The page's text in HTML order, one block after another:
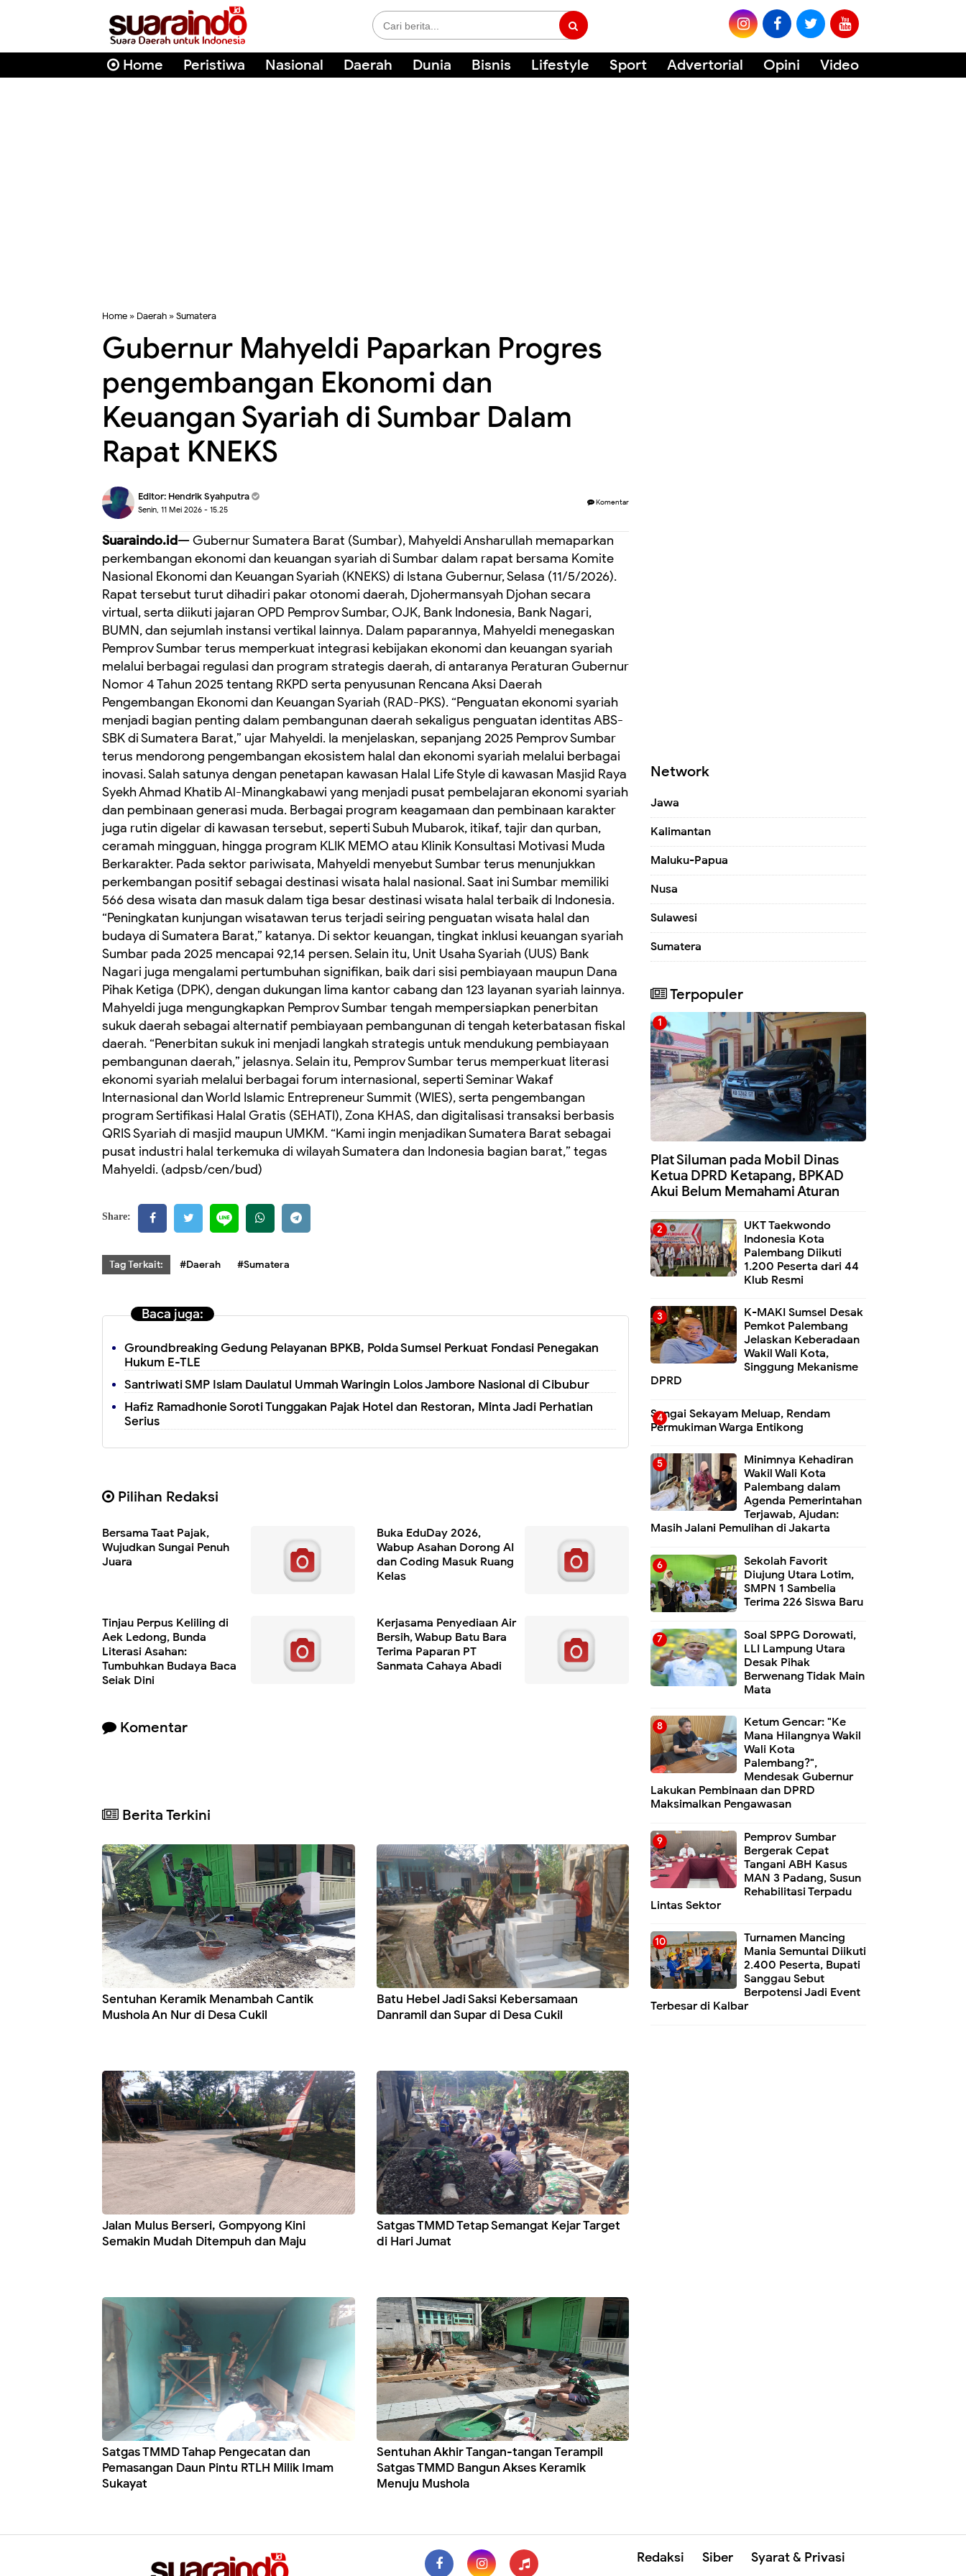
Home Peristiwa Nasional Daerah Dunia Bisnis Lifestyle Sport Advertorial Opini Video
Home » Daerah »Sumatera
Gubernur Mahyeldi Paparkan Progres
pengembangan Ekonomi dan
Keuangan Syariah di Sumbar Dalam
Rapat KNEKS
Editor: Hendrik Syahputra
Senin, 11 Mei 2026 - 15.25
Komentar
Suaraindo.id—Gubernur Sumatera Barat (Sumbar), Mahyeldi Ansharullah memaparkan
perkembangan ekonomi dan keuangan syariah di Sumbar dalam rapat bersama Komite
Nasional Ekonomi dan Keuangan Syariah (KNEKS) di Istana Gubernur, Selasa (11/5/2026).
Rapat tersebut turut dihadiri pakar otonomi daerah, Djohermansyah Djohan secara
virtual, serta diikuti jajaran OPD Pemprov Sumbar, OJK, Bank Indonesia, Bank Nagari,
BUMN, dan sejumlah instansi vertikal lainnya. Dalam paparannya, Mahyeldi menegaskan
Pemprov Sumbar terus memperkuat integrasi kebijakan ekonomi dan keuangan syariah
melalui berbagai regulasi dan program strategis daerah, di antaranya Peraturan Gubernur
Nomor 4 Tahun 2025 tentang RKPD serta penyusunan Rencana Aksi Daerah
Pengembangan Ekonomi dan Keuangan Syariah (RAD-PKS). “Penguatan ekonomi syariah
menjadi bagian penting dalam pembangunan daerah sekaligus penguatan identitas ABS-
SBK di Sumatera Barat,” ujar Mahyeldi. Ia menjelaskan, sepanjang 2025 Pemprov Sumbar
terus mendorong pengembangan ekosistem halal dan ekonomi syariah melalui berbagai
inovasi. Salah satunya dengan penetapan kawasan Halal Life Style di kawasan Masjid Raya
Syekh Ahmad Khatib Al-Minangkabawi yang menjadi pusat pembelajaran ekonomi syariah
dan pembinaan generasi muda. Berbagai program keagamaan dan pembinaan karakter
juga rutin digelar di kawasan tersebut, seperti Subuh Mubarok, itikaf, tajir dan qurban,
ceramah mingguan, hingga program KLIK MEMO atau Klinik Konsultasi Motivasi Muda
Berkarakter. Pada sektor pariwisata, Mahyeldi menyebut Sumbar terus menunjukkan
perkembangan positif sebagai destinasi wisata halal nasional. Saat ini Sumbar memiliki
566 desa wisata dan masuk dalam tiga besar destinasi wisata halal terbaik di Indonesia.
“Peningkatan kunjungan wisatawan terus terjadi seiring penguatan wisata halal dan
budaya di Sumatera Barat,” katanya. Di sektor keuangan, tingkat inklusi keuangan syariah
Sumbar pada 2025 mencapai 92,14 persen. Selain itu, Unit Usaha Syariah (UUS) Bank
Nagari juga mengalami pertumbuhan signifikan, baik dari sisi pembiayaan maupun Dana
Pihak Ketiga (DPK), dengan dukungan lima kantor cabang dan 123 layanan syariah lainnya.
Mahyeldi juga mengungkapkan Pemprov Sumbar tengah mempersiapkan penerbitan
sukuk daerah sebagai alternatif pembiayaan pembangunan di tengah keterbatasan fiskal
daerah. “Penerbitan sukuk ini menjadi langkah strategis untuk mendukung pembiayaan
pembangunan daerah,” jelasnya. Selain itu, Pemprov Sumbar terus memperkuat literasi
ekonomi syariah melalui berbagai forum internasional, seperti Seminar Wakaf
Internasional dan World Islamic Entrepreneur Summit (WIES), serta pengembangan
program Sertifikasi Halal Gratis (SEHATI), Zona KHAS, dan digitalisasi transaksi berbasis
QRIS Syariah di masjid maupun UMKM. “Kami ingin menjadikan Sumatera Barat sebagai
pusat industri halal terkemuka di wilayah Sumatera dan Indonesia bagian barat,” tegas
Mahyeldi. (adpsb/cen/bud)
Share:
Tag Terkait: #Daerah #Sumatera
Baca juga:
Groundbreaking Gedung Pelayanan BPKB, Polda Sumsel Perkuat Fondasi Penegakan
Hukum E-TLE
Santriwati SMP Islam Daulatul Ummah Waringin Lolos Jambore Nasional di Cibubur
Hafiz Ramadhonie Soroti Tunggakan Pajak Hotel dan Restoran, Minta Jadi Perhatian
Serius
Pilihan Redaksi
Bersama Taat Pajak,
Wujudkan Sungai Penuh
Juara
Buka EduDay 2026,
Wabup Asahan Dorong AI
dan Coding Masuk Ruang
Kelas
Tinjau Perpus Keliling di
Aek Ledong, Bunda
Literasi Asahan:
Tumbuhkan Budaya Baca
Sejak Dini
Kerjasama Penyediaan Air
Bersih, Wabup Batu Bara
Terima Paparan PT
Sanmata Cahaya Abadi
Komentar
Berita Terkini
Sentuhan Keramik Menambah Cantik
Mushola An Nur di Desa Cukil
Batu Hebel Jadi Saksi Kebersamaan
Danramil dan Supar di Desa Cukil
Jalan Mulus Berseri, Gompyong Kini
Semakin Mudah Ditempuh dan Maju
Satgas TMMD Tetap Semangat Kejar Target
di Hari Jumat
Satgas TMMD Tahap Pengecatan dan
Pemasangan Daun Pintu RTLH Milik Imam
Sukayat
Sentuhan Akhir Tangan-tangan Terampil
Satgas TMMD Bangun Akses Keramik
Menuju Mushola
Network
Jawa
Kalimantan
Maluku-Papua
Nusa
Sulawesi
Sumatera
Terpopuler
Plat Siluman pada Mobil Dinas
Ketua DPRD Ketapang, BPKAD
Akui Belum Memahami Aturan
UKT Taekwondo
Indonesia Kota
Palembang Diikuti
1.200 Peserta dari 44
Klub Resmi
K-MAKI Sumsel Desak
Pemkot Palembang
Jelaskan Keberadaan
Wakil Wali Kota,
Singgung Mekanisme
DPRD
Sungai Sekayam Meluap, Rendam
Permukiman Warga Entikong
Minimnya Kehadiran
Wakil Wali Kota
Palembang dalam
Agenda Pemerintahan
Terjawab, Ajudan:
Masih Jalani Pemulihan di Jakarta
Sekolah Favorit
Diujung Utara Lotim,
SMPN 1 Sambelia
Terima 226 Siswa Baru ‎
Soal SPPG Dorowati,
LLI Lampung Utara
Desak Pihak
Berwenang Tidak Main
Mata
Ketum Gencar: "Ke
Mana Hilangnya Wakil
Wali Kota
Palembang?",
Mendesak Gubernur
Lakukan Pembinaan dan DPRD
Maksimalkan Pengawasan
Pemprov Sumbar
Bergerak Cepat
Tangani ABH Kasus
MAN 3 Padang, Susun
Rehabilitasi Terpadu
Lintas Sektor
Turnamen Mancing
Mania Semuntai Diikuti
2.400 Peserta, Bupati
Sanggau Sebut
Berpotensi Jadi Event
Terbesar di Kalbar
Redaksi Siber Syarat & Privasi